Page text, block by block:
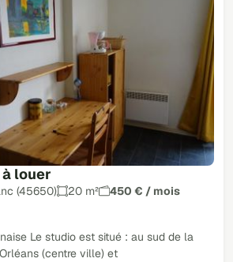
louer
(45650) 20 m²
450 € / mois
Le studio est situé : au sud de la
(centre ville) et